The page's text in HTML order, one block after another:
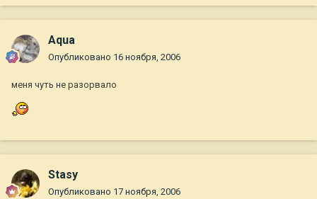
Aqua
Опубликовано 16 ноября, 2006
меня чуть не разорвало
Stasy
Опубликовано 17 ноября, 2006